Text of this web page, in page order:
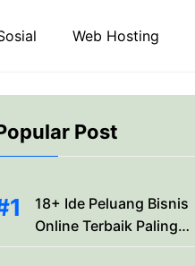
Web Hosting
Post
18+ Ide Peluang Bisnis
Online Terbaik Paling
Menguntungkan 2025